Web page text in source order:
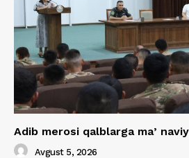
Adib merosi qalblarga
Avgust 5, 2026